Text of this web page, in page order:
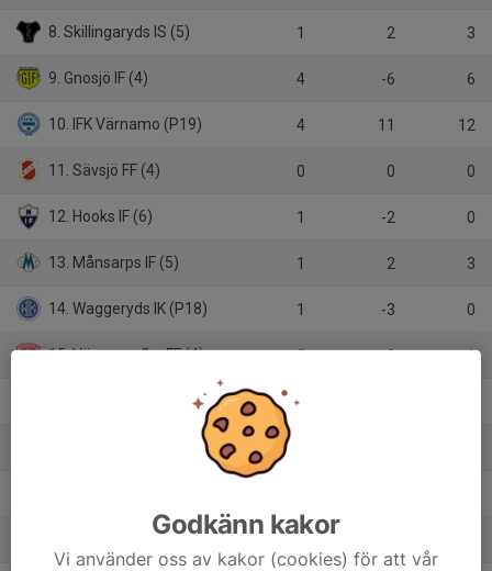
8. Skillingaryds IS (5) 1 2 3
9. Gnosjö IF (4) 4 -6 6
10. IFK Värnamo (P19) 4 11 12
11. Sävsjö FF (4) 0 0 0
12. Hooks IF (6) 1 -2 0
13. Månsarps IF (5) 1 2 3
14. Waggeryds IK (P18) 1 -3 0
15. Värnamo S:a FF (4) 5 -2 6
1
17. Skeppshults BK (5)
19. Hångers IF (6)Godkänn kakor
Vi använder oss av kakor (cookies) för att vår